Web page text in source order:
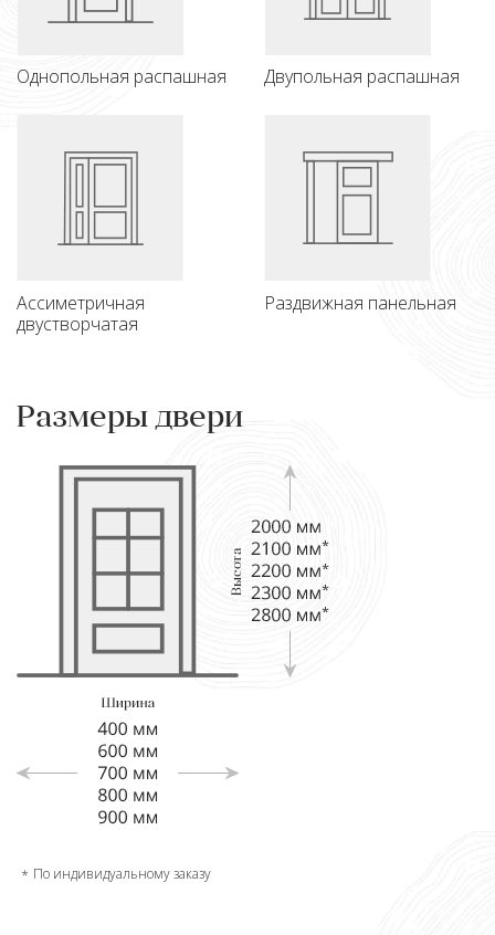
Однопольная распашная Двупольная распашная
Ассиметричная
двустворчатая
Раздвижная панельная
Размеры двери
По индивидуальному заказу